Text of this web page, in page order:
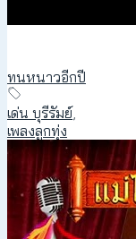
ทนหนาวอีกปี
เด่น บุรีรัมย์,
เพลงลูกทุ่ง